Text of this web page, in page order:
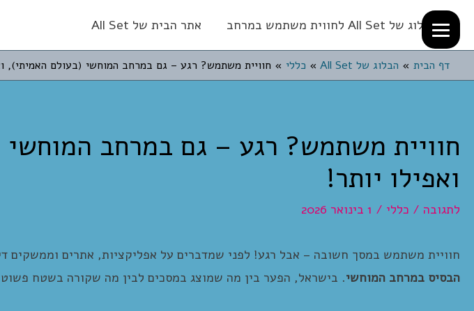
הבלוג של All Set לחווית משתמש במרחב אתר הבית של All Set
דף הבית הבלוג של All Set כללי חוויית משתמש? רגע – גם במרחב המוחשי (בעולם האמיתי),
חוויית משתמש? רגע – גם במרחב
ואפילו יותר!
לתגובה / כללי / 1 בינואר 2026
חוויית משתמש במסך חשובה – אבל רגע! לפני שמדברים על אפליקציות, אתרים וממשקים
הבסיס במרחב המוחשי. בישראל, הפער בין מה שמוצג במסכים לבין מה שקורה בשטח